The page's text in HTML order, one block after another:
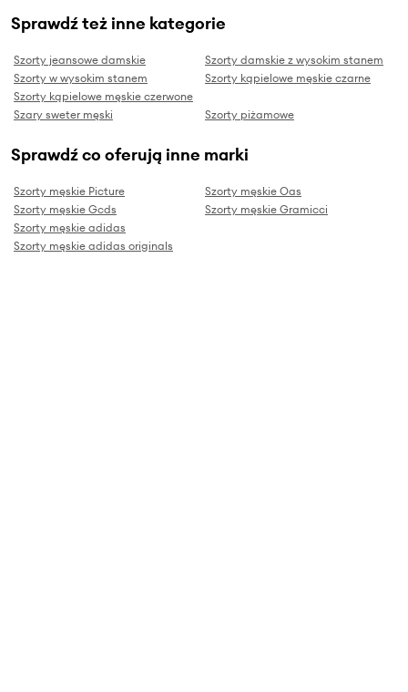
Sprawdź też inne kategorie
Szorty jeansowe damskie
Szorty damskie z wysokim stanem
Szorty w wysokim stanem
Szorty kąpielowe męskie czarne
Szorty kąpielowe męskie czerwone
Szary sweter męski
Szorty piżamowe
Sprawdź co oferują inne marki
Szorty męskie Picture
Szorty męskie Oas
Szorty męskie Gcds
Szorty męskie Gramicci
Szorty męskie adidas
Szorty męskie adidas originals